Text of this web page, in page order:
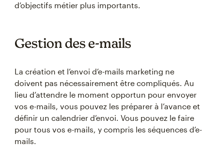
d’objectifs métier plus importants.
Gestion des e-mails
La création et l’envoi d’e-mails marketing ne
doivent pas nécessairement être compliqués. Au
lieu d’attendre le moment opportun pour envoyer
vos e-mails, vous pouvez les préparer à l’avance et
définir un calendrier d’envoi. Vous pouvez le faire
pour tous vos e-mails, y compris les séquences d’e-
mails.